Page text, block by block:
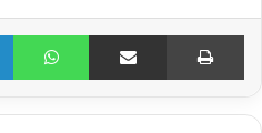
LinkedIn WhatsApp Compartir por email